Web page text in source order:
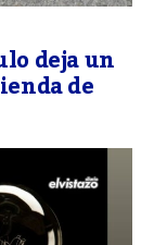
deja un
de